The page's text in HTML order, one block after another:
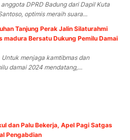
DPRD Badung dari Dapil Kuta
optimis meraih suara...
Tanjung Perak Jalin Silaturahmi
madura Bersatu Dukung Pemilu Damai
menjaga kamtibmas dan
damai 2024 mendatang,...
dan Palu Bekerja, Apel Pagi Satgas
Pengabdian